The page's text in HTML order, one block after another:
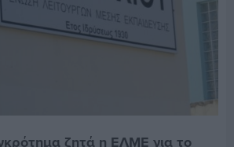
ζητά η ΕΛΜΕ για το